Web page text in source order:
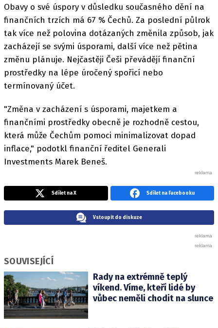
Obavy o své úspory v důsledku současného dění na
finančních trzích má 67 % Čechů. Za poslední půlrok
tak více než polovina dotázaných změnila způsob, jak
zacházejí se svými úsporami, další více než pětina
změnu plánuje. Nejčastěji Češi převádějí finanční
prostředky na lépe úročený spořicí nebo
termínovaný účet.
"Změna v zacházení s úsporami, majetkem a
finančními prostředky obecně je rozhodně cestou,
která může Čechům pomoci minimalizovat dopad
inflace," podotkl finanční ředitel Generali
Investments Marek Beneš.
Sdílet na X Sdílet na Facebooku
Vstoupit do diskuze
SOUVISEJÍCÍ
Rady na extrémně teplý
víkend. Víme, kteří lidé by
vůbec neměli chodit na slunce